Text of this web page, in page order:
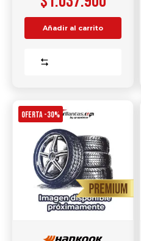
Añadir al carrito
OFERTA -30%